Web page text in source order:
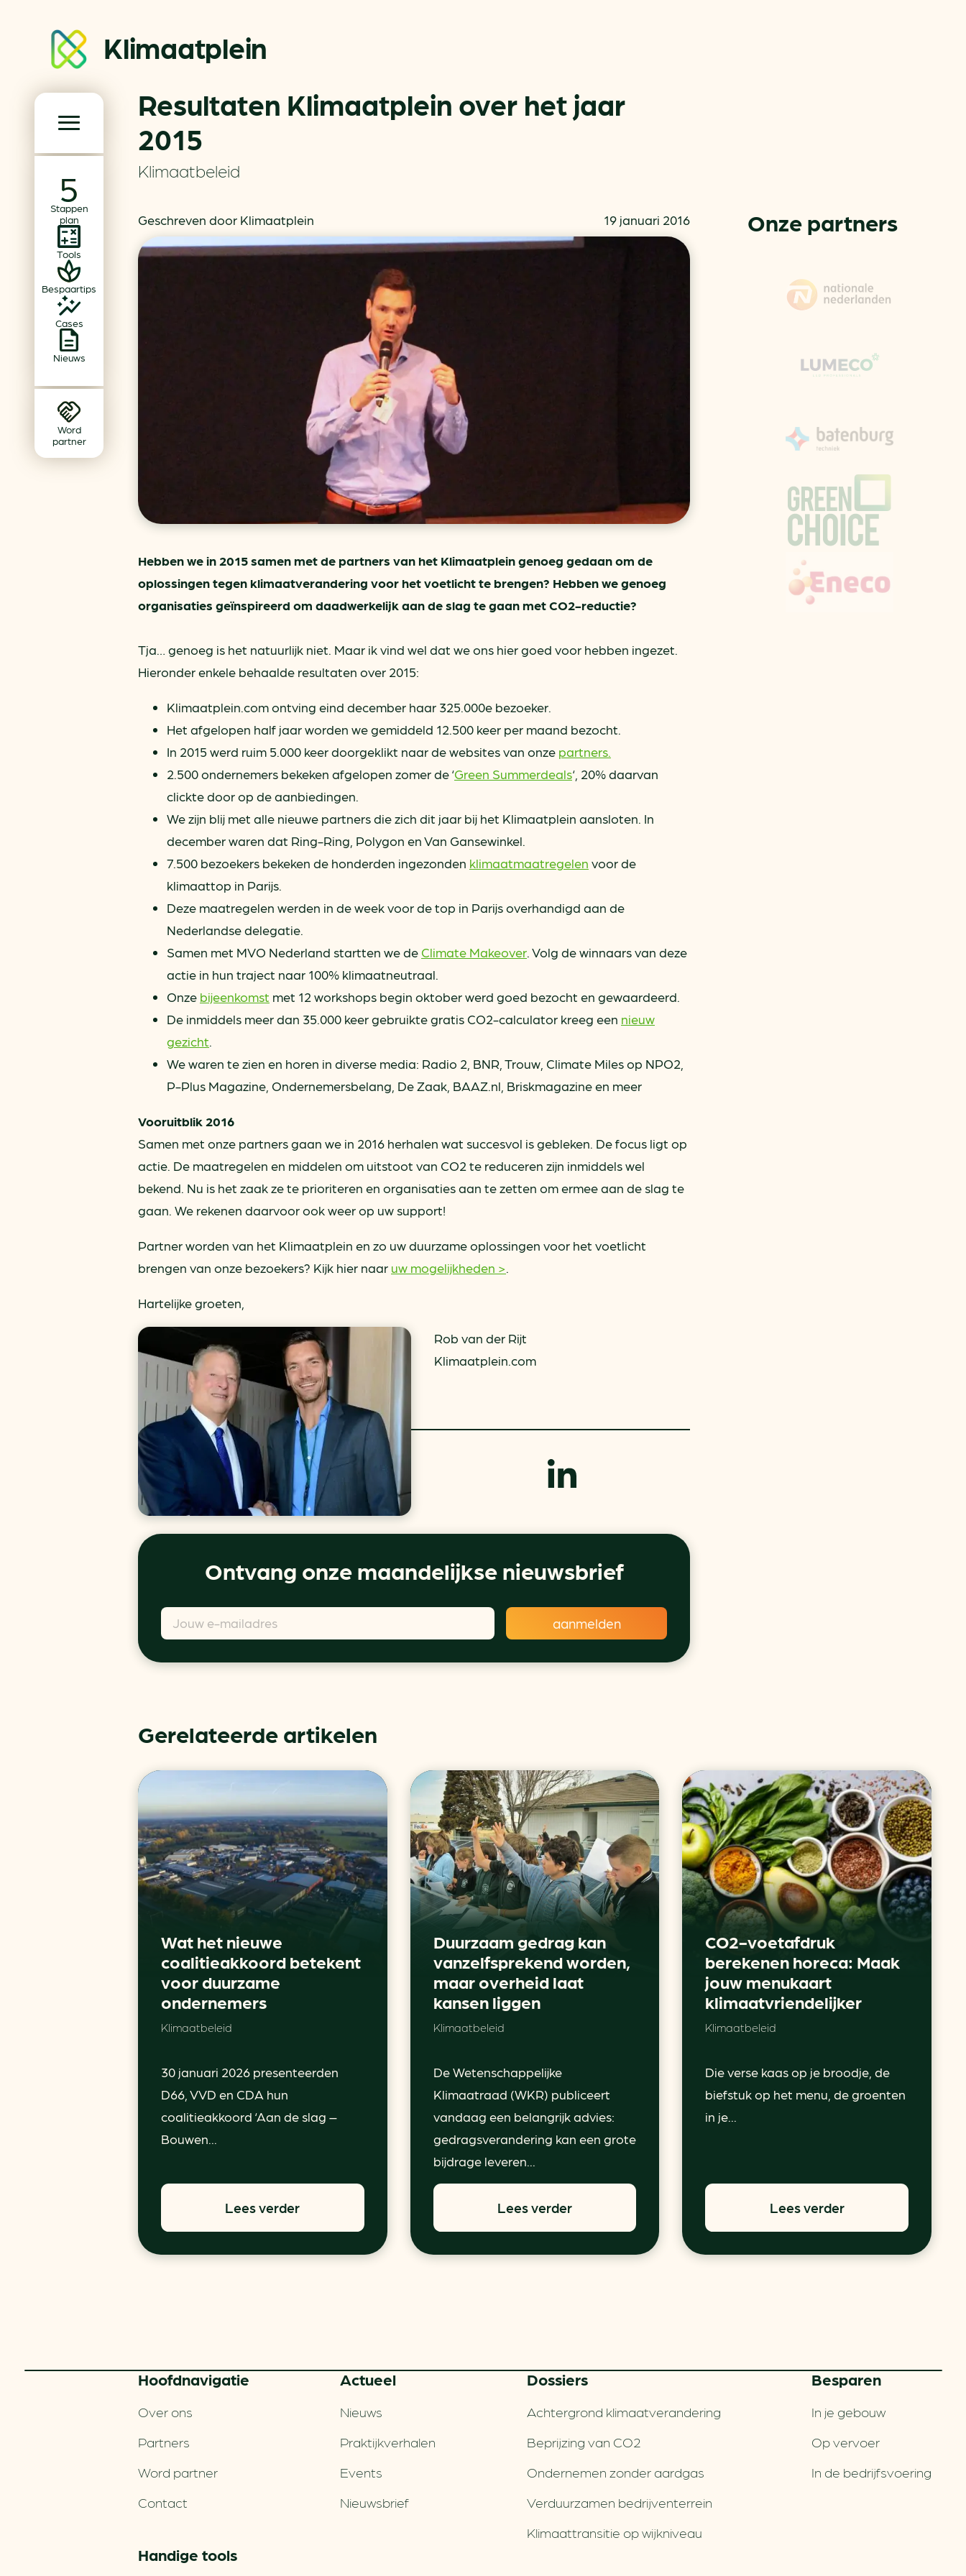
Klimaatplein
Stappen
plan
Tools
Bespaartips
Cases
Nieuws
Word
partner
Klimaatplein
Hoofd­navigatie
Partners
Word partner
Contact
Events
Ondernemen zonder aardgas
Verduurzamen bedrijventerrein
Klimaattransitie op wijkniveau
Besparen
In je gebouw
Op vervoer
In de bedrijfsvoering
MKB energie bespaarcheck
Terugverdien­tijden
Resultaten Klimaatplein over het jaar
2015
Klimaatbeleid
Geschreven door Klimaatplein 19 januari 2016
Hebben we in 2015 samen met de partners van het Klimaatplein genoeg gedaan om de
oplossingen tegen klimaatverandering voor het voetlicht te brengen? Hebben we genoeg
organisaties geïnspireerd om daadwerkelijk aan de slag te gaan met CO2-reductie?
Tja… genoeg is het natuurlijk niet. Maar ik vind wel dat we ons hier goed voor hebben ingezet.
Hieronder enkele behaalde resultaten over 2015:
Klimaatplein.com ontving eind december haar 325.000e bezoeker.
Het afgelopen half jaar worden we gemiddeld 12.500 keer per maand bezocht.
In 2015 werd ruim 5.000 keer doorgeklikt naar de websites van onze partners.
2.500 ondernemers bekeken afgelopen zomer de ‘Green Summerdeals‘, 20% daarvan
clickte door op de aanbiedingen.
We zijn blij met alle nieuwe partners die zich dit jaar bij het Klimaatplein aansloten. In
december waren dat Ring-Ring, Polygon en Van Gansewinkel.
7.500 bezoekers bekeken de honderden ingezonden klimaatmaatregelen voor de
klimaattop in Parijs.
Deze maatregelen werden in de week voor de top in Parijs overhandigd aan de
Nederlandse delegatie.
Samen met MVO Nederland startten we de Climate Makeover . Volg de winnaars van deze
actie in hun traject naar 100% klimaatneutraal.
Onze bijeenkomst met 12 workshops begin oktober werd goed bezocht en gewaardeerd.
De inmiddels meer dan 35.000 keer gebruikte gratis CO2-calculator kreeg een nieuw
gezicht
We waren te zien en horen in diverse media: Radio 2, BNR, Trouw, Climate Miles op NPO2,
P-Plus Magazine, Ondernemersbelang, De Zaak, BAAZ.nl, Briskmagazine en meer
Vooruitblik 2016
Samen met onze partners gaan we in 2016 herhalen wat succesvol is gebleken. De focus ligt op
actie. De maatregelen en middelen om uitstoot van CO2 te reduceren zijn inmiddels wel
bekend. Nu is het zaak ze te prioriteren en organisaties aan te zetten om ermee aan de slag te
gaan. We rekenen daarvoor ook weer op uw support!
Partner worden van het Klimaatplein en zo uw duurzame oplossingen voor het voetlicht
brengen van onze bezoekers? Kijk hier naar uw mogelijkheden >
Hartelijke groeten,
Rob van der Rijt
Klimaatplein.com
Ontvang onze maandelijkse nieuwsbrief
Onze partners
Gerelateerde artikelen
Wat het nieuwe
coalitieakkoord betekent
voor duurzame
ondernemers
Klimaatbeleid
30 januari 2026 presenteerden
D66, VVD en CDA hun
coalitieakkoord ‘Aan de slag –
Bouwen...
Lees verder
Duurzaam gedrag kan
vanzelfsprekend worden,
maar overheid laat
kansen liggen
Klimaatbeleid
De Wetenschappelijke
Klimaatraad (WKR) publiceert
vandaag een belangrijk advies:
gedragsverandering kan een grote
bijdrage leveren...
Lees verder
CO2-voetafdruk
berekenen horeca: Maak
jouw menukaart
klimaatvriendelijker
Klimaatbeleid
Die verse kaas op je broodje, de
biefstuk op het menu, de groenten
in je...
Lees verder
Hoofd­navigatie
Over ons
Partners
Word partner
Contact
Actueel
Nieuws
Praktijkverhalen
Events
Nieuwsbrief
Dossiers
Achtergrond klimaatverandering
Beprijzing van CO2
Ondernemen zonder aardgas
Verduurzamen bedrijventerrein
Klimaattransitie op wijkniveau
Besparen
In je gebouw
Op vervoer
In de bedrijfsvoering
Handige tools